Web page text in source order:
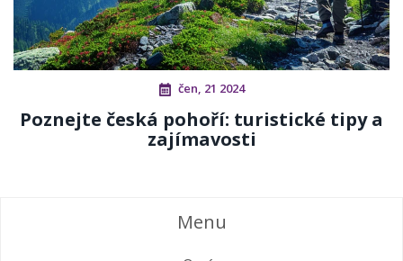
čen, 21 2024
Poznejte česká pohoří: turistické tipy a
zajímavosti
Menu